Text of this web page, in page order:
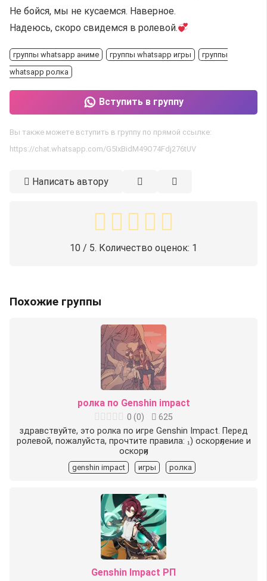
Не бойся, мы не кусаемся. Наверное.
Надеюсь, скоро свидемся в ролевой.
группы whatsapp аниме группы whatsapp игры
группы
whatsapp ролка
Вступить в группу
Вы также можете вступить в группу по прямой ссылке:
https://chat.whatsapp.com/G5IxBidM49O74Fdj276tUV
Написать автору
10 / 5. Количество оценок: 1
Похожие группы
ролка по Genshin impact
0 (0)
625
здравствуйте, это ролка по игре Genshin Impact. Перед
ролевой, пожалуйста, прочтите правила: ₁) оскорҕление и
оскорҕи
genshin impact игры ролка
Genshin Impact РП